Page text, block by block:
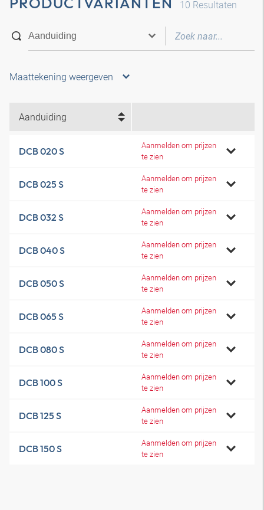
10 Resultaten
Maattekening weergeven
Aanduiding
DCB 020 S
Aanmelden om prijzen
te zien
DCB 025 S
Aanmelden om prijzen
te zien
DCB 032 S
Aanmelden om prijzen
te zien
DCB 040 S
Aanmelden om prijzen
te zien
DCB 050 S
Aanmelden om prijzen
te zien
DCB 065 S
Aanmelden om prijzen
te zien
DCB 080 S
Aanmelden om prijzen
te zien
DCB 100 S
Aanmelden om prijzen
te zien
DCB 125 S
Aanmelden om prijzen
te zien
DCB 150 S
Aanmelden om prijzen
te zien